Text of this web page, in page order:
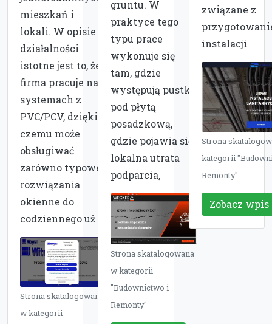
mieszkań i
lokali. W opisie
działalności
istotne jest to, że
firma pracuje na
systemach z
PVC/PCV, dzięki
czemu może
obsługiwać
zarówno typowe
rozwiązania
okienne do
codziennego uż
Strona skatalogowana
w kategorii
gruntu. W
praktyce tego
typu prace
wykonuje się
tam, gdzie
występują pustki
pod płytą
posadzkową,
gdzie pojawia się
lokalna utrata
podparcia,
Strona skatalogowana
w kategorii
"Budownictwo i
Remonty"
związane z
instalacji
Strona
kategorii
Remonty"
Zobacz wpis